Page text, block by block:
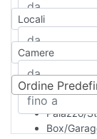
Attico/
Rustico/
Camera
Palazzo/
Box/
Locali
Camere
Ordine